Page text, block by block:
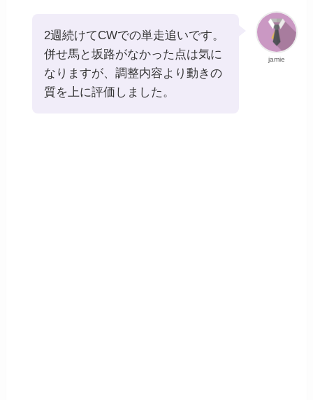
jamie
2週続けてCWでの単走追いです。
併せ馬と坂路がなかった点は気に
なりますが、調整内容より動きの
質を上に評価しました。